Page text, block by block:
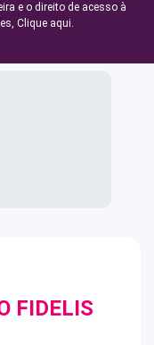
e o direito de acesso à
Clique aqui.
FIDELIS